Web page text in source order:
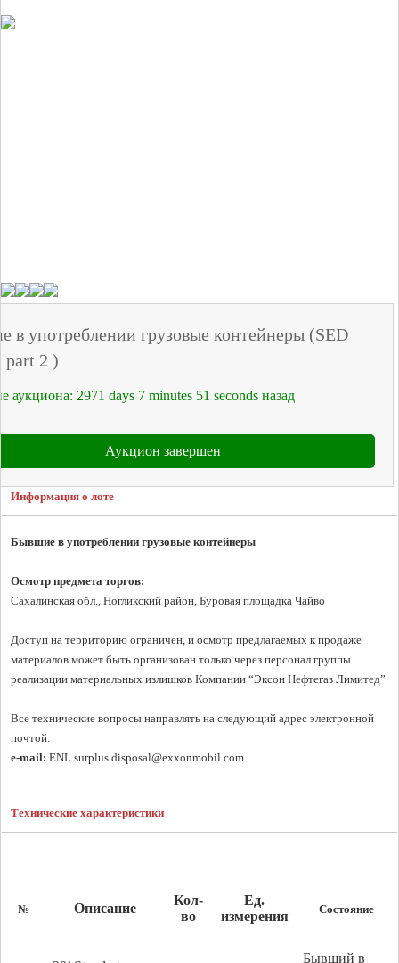
в употреблении грузовые контейнеры (SED
part 2 )
аукциона: 2971 days 7 minutes 51 seconds назад
Аукцион завершен
Информация о лоте
Бывшие в употреблении грузовые контейнеры
Осмотр предмета торгов:
Сахалинская обл., Ногликский район, Буровая площадка Чайво
Доступ на территорию ограничен, и осмотр предлагаемых к продаже
материалов может быть организован только через персонал группы
реализации материальных излишков Компании “Эксон Нефтегаз Лимитед”
Все технические вопросы направлять на следующий адрес электронной
e-mail: ENL.surplus.disposal@exxonmobil.com
Технические характеристики
№ Описание
Кол-
во
Ед.
измерения
Состояние
Бывший в